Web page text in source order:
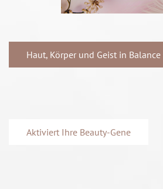
Haut, Körper und Geist in
Aktiviert Ihre Beauty-Gene